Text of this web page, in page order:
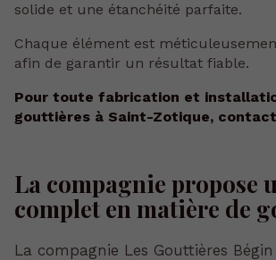
solide et une étanchéité parfaite.
Chaque élément est
afin de garantir un résultat fiable.
Pour toute fabrication et
gouttières à Saint-Zotique,
La compagnie propose
complet en matière de
La compagnie Les Gouttières